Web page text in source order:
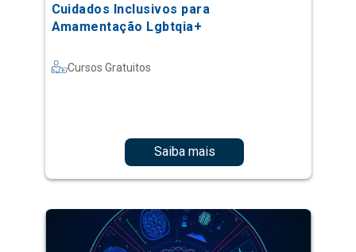
Cuidados Inclusivos para
Amamentação Lgbtqia+
Cursos Gratuitos
Saiba mais